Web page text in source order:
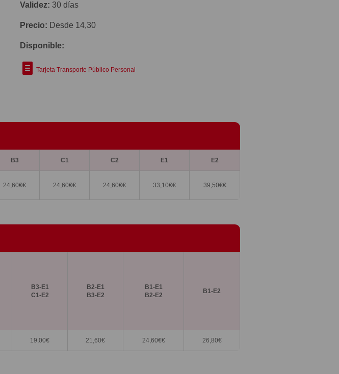
Validez: 30 días
Precio: Desde 14,30
Disponible:
Tarjeta Transporte Público Personal
B3 C1 C2 E1 E2
24,60€€ 24,60€€ 24,60€€ 33,10€€ 39,50€€
B3-E1
C1-E2
B2-E1
B3-E2
B1-E1
B2-E2
B1-E2
19,00€ 21,60€ 24,60€€ 26,80€